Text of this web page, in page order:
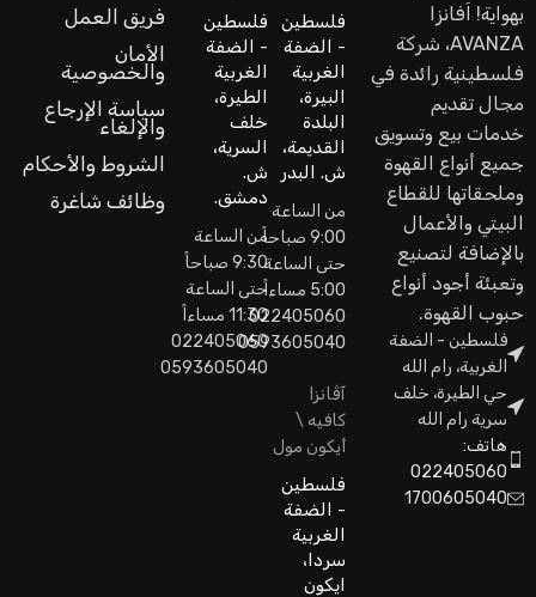
بهواية! اَفانزا
AVANZA، شركة
فلسطينية رائدة في
مجال تقديم
خدمات بيع وتسويق
جميع أنواع القهوة
وملحقاتها للقطاع
البيتي والأعمال
بالإضافة لتصنيع
وتعبئة أجود أنواع
حبوب القهوة.
فلسطين - الضفة
الغربية، رام الله
حي الطيرة، خلف
سرية رام الله
هاتف:
022405060
1700605040
فلسطين
- الضفة
الغربية
البيرة،
البلدة
القديمة،
ش. البدر
من الساعة
9:00 صباحاً
حتى الساعة
5:00 مساءاً
022405060
0593605040
فلسطين
- الضفة
الغربية
الطيرة،
خلف
السرية،
ش.
دمشق.
من الساعة
9:30 صباحاً
حتى الساعة
11:30 مساءاً
022405060
0593605040
آڤانزا
كافيه \
أيكون مول
فلسطين
- الضفة
الغربية
سردا،
ايكون
فريق العمل
الأمان
والخصوصية
سياسة الإرجاع
والإلغاء
الشروط والأحكام
وظائف شاغرة